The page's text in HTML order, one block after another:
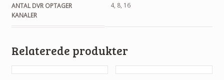
ANTAL DVR OPTAGER
KANALER
4, 8, 16
Relaterede produkter